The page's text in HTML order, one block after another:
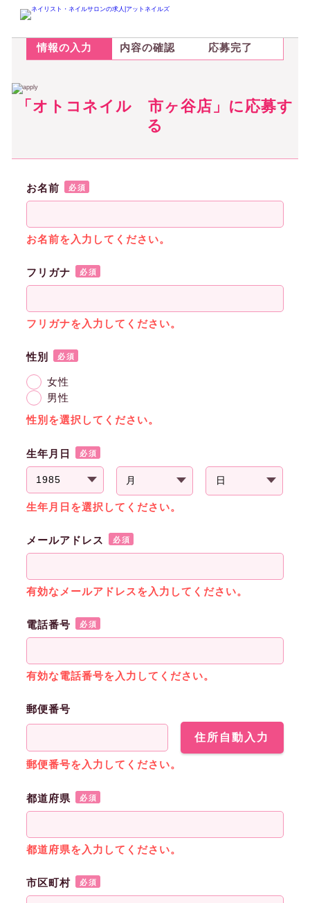
情報の入力 内容の確認 応募完了
「オトコネイル 市ヶ谷店」に応募す
る
お名前 必須
お名前を入力してください。
フリガナ 必須
フリガナを入力してください。
性別 必須
女性
男性
性別を選択してください。
生年月日 必須
生年月日を選択してください。
メールアドレス 必須
有効なメールアドレスを入力してください。
電話番号 必須
有効な電話番号を入力してください。
郵便番号
住所自動入力
郵便番号を入力してください。
都道府県 必須
都道府県を入力してください。
市区町村 必須